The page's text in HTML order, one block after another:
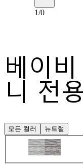
1/0
베이
니 전
모든 컬러 뉴트럴